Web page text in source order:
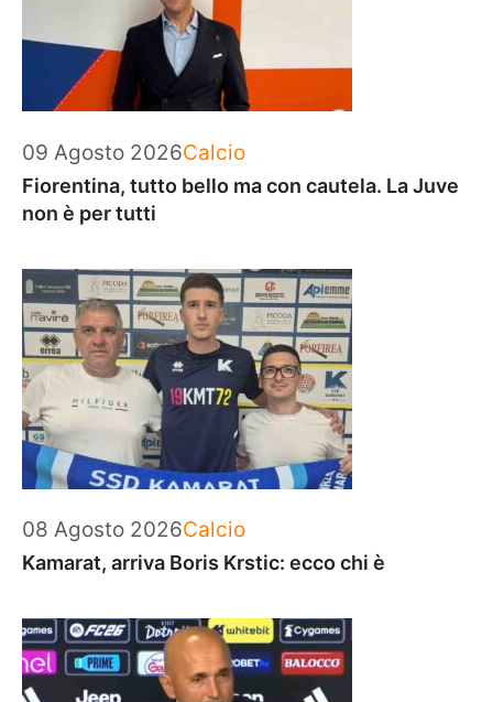
09 Agosto 2026Categorie
Calcio
Fiorentina, tutto bello ma con cautela. La Juve
non è per tutti
08 Agosto 2026Categorie
Calcio
Kamarat, arriva Boris Krstic: ecco chi è